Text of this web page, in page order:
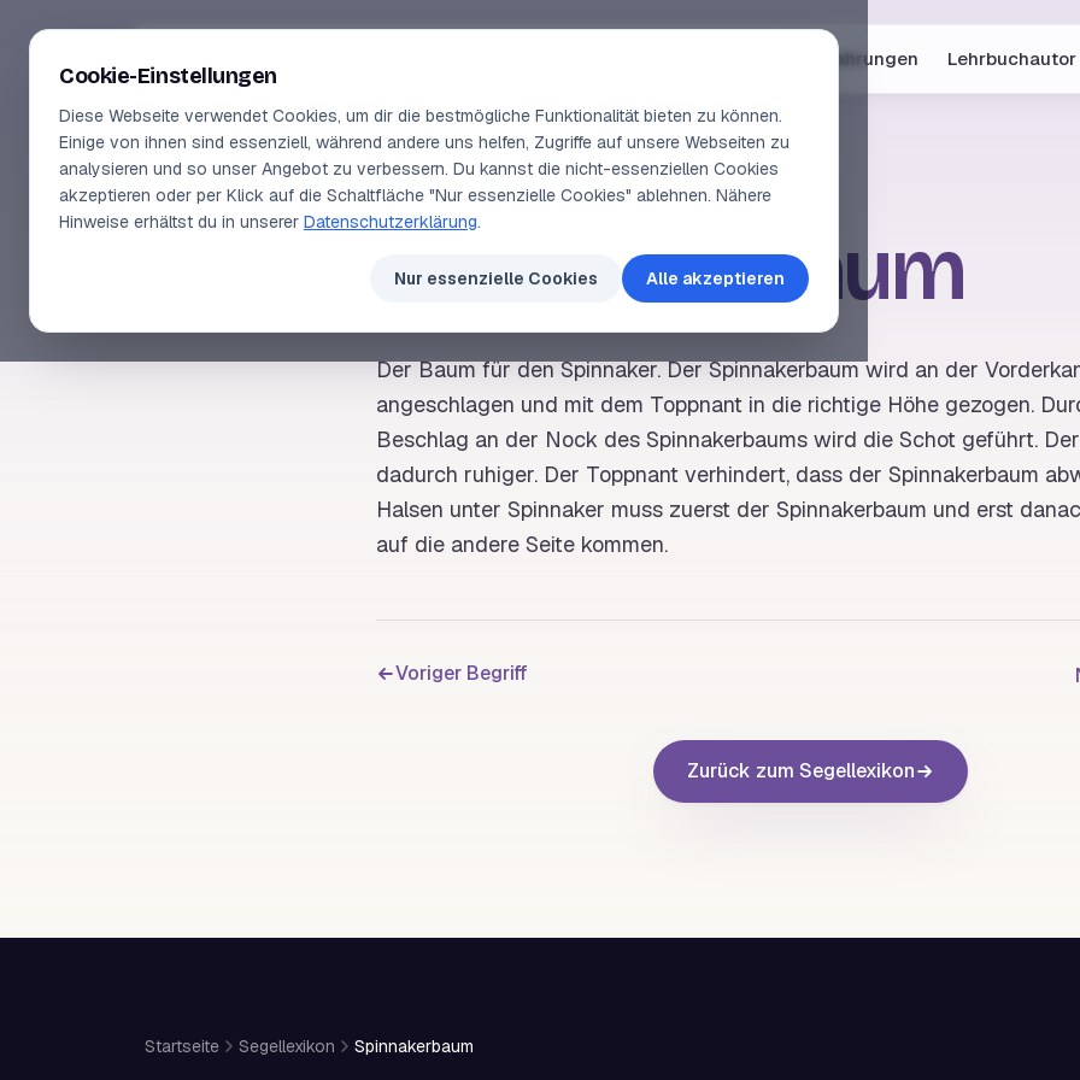
Erfahrungen Lehrbuchautor
SEGELLEXIKON
Spinnakerbaum
DerBaumfür denSpinnaker. Der Spinnakerbaum wird an der
angeschlagen und mit dem Toppnant in die richtige Höhe gezogen.
Beschlag an der Nock des Spinnakerbaums wird die Schot geführt. Der
dadurch ruhiger. Der Toppnant verhindert, dass der Spinnakerbaum
Halsen unter Spinnaker muss zuerst der Spinnakerbaum und erst
auf die andere Seite kommen.
Voriger Begriff
Zurück zum Segellexikon
Startseite Segellexikon Spinnakerbaum
Cookie-Einstellungen
Diese Webseite verwendet Cookies, um dir die bestmögliche Funktionalität bieten zu können.
Einige von ihnen sind essenziell, während andere uns helfen, Zugriffe auf unsere Webseiten zu
analysieren und so unser Angebot zu verbessern. Du kannst die nicht-essenziellen Cookies
akzeptieren oder per Klick auf die Schaltfläche "Nur essenzielle Cookies" ablehnen. Nähere
Hinweise erhältst du in unserer Datenschutzerklärung.
Nur essenzielle Cookies Alle akzeptieren